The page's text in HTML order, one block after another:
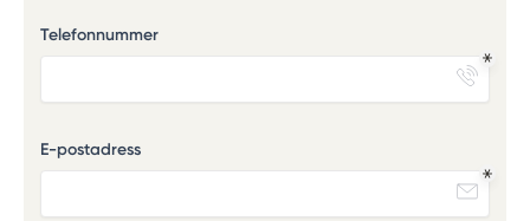
Telefonnummer
E-postadress